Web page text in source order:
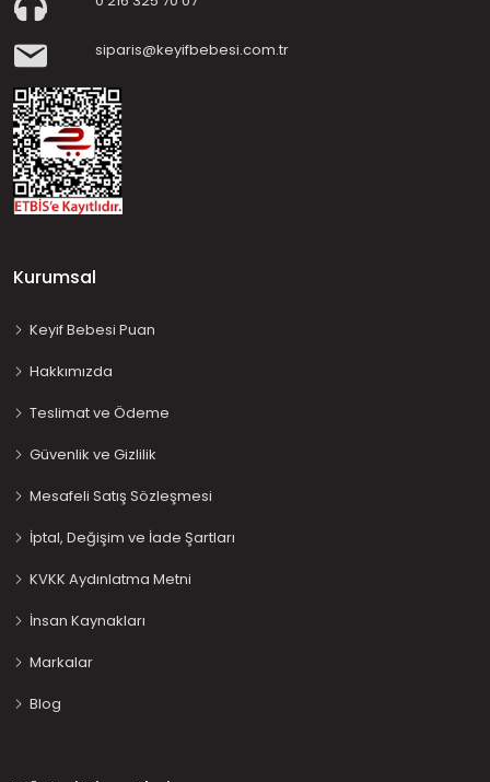
siparis@keyifbebesi.com.tr
Kurumsal
Keyif Bebesi Puan
Hakkımızda
Teslimat ve Ödeme
Güvenlik ve Gizlilik
Mesafeli Satış Sözleşmesi
İptal, Değişim ve İade Şartları
KVKK Aydınlatma Metni
İnsan Kaynakları
Markalar
Blog